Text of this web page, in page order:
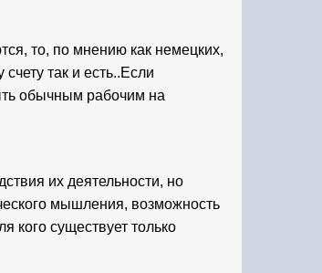
то, по мнению как немецких,
так и есть..Если
обычным рабочим на
их деятельности, но
мышления, возможность
кого существует только